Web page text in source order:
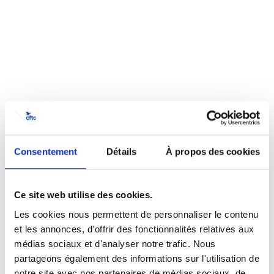
Consentement Détails À propos des cookies
Ce site web utilise des cookies.
Les cookies nous permettent de personnaliser le contenu
et les annonces, d'offrir des fonctionnalités relatives aux
médias sociaux et d'analyser notre trafic. Nous
partageons également des informations sur l'utilisation de
Désolé
Ce contenu est réservé aux
adhérents.
SE CONNECTER ADHÉRER